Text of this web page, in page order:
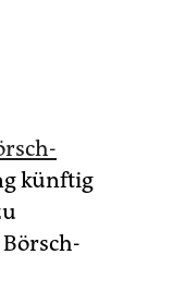
künftig